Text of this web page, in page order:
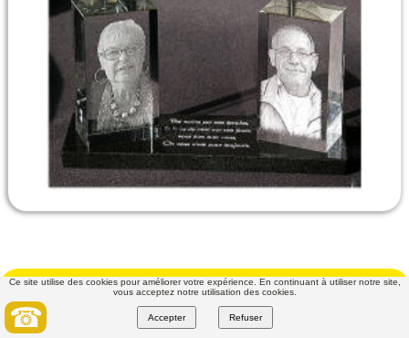
☎
Tous les thèmes :
Ce site utilise des cookies pour améliorer votre expérience. En continuant à utiliser notre site,
vous acceptez notre utilisation des cookies.
Accepter Refuser